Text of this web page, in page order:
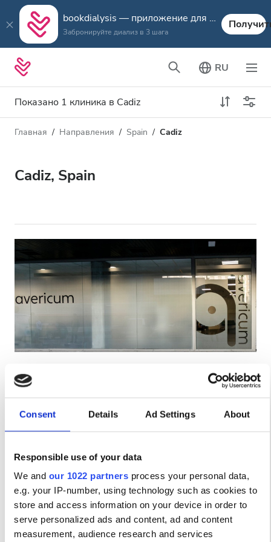
Consent Details Ad Settings About
Responsible use of your data
We and our 1022 partners process your personal data,
e.g. your IP-number, using technology such as cookies to
store and access information on your device in order to
serve personalized ads and content, ad and content
measurement, audience research and services
bookdialysis — приложение для путешествий
Забронируйте диализ в 3 шага
RU
Показано 1 клиника в Cadiz
Тип диализа
Все виды диализа
Принимает
Пациенты с ВИЧ
Пациенты с гепатитом C
Удобства
Напитки
Бесплатный Wi-Fi
Телевизоры
Бесплатный трансфер
Расстояние
Главная Направления Spain Cadiz
Cadiz, Spain
Avericum Cadiz
Cadiz, Spain
2.08 км от центра города
Напитки Бесплатный Wi-Fi
Телевизоры
Бесплатный трансфер
Бесплатная парковка
за процедуру
Диализ HD €270
Диализ HDF €320
Забронировать